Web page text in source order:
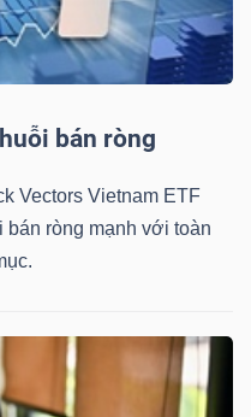
bán ròng
Vectors Vietnam ETF
bán ròng mạnh với toàn